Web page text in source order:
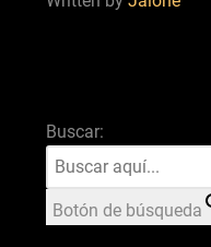
Buscar:
Botón de búsqueda